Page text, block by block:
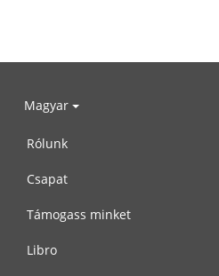
Magyar
Rólunk
Csapat
Támogass minket
Libro